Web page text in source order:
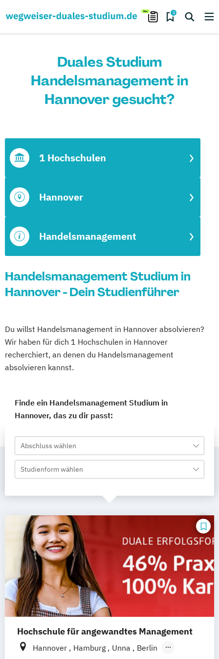
0
Duales Studium
Handelsmanagement in
Hannover gesucht?
Handelsmanagement
Hannover
1 Hochschulen
Handelsmanagement Studium in
Hannover - Dein Studienführer
Du willst Handelsmanagement in Hannover absolvieren?
Wir haben für dich 1 Hochschulen in Hannover
recherchiert, an denen du Handelsmanagement
absolvieren kannst.
Finde ein Handelsmanagement Studium in
Hannover, das zu dir passt:
Abschluss wählen
Studienform wählen
Hochschule für angewandtes Management
Hannover Hamburg Unna
Berlin